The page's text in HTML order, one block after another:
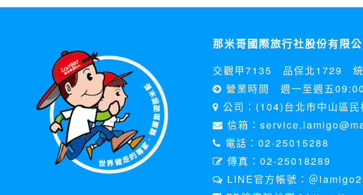
那米哥國際旅行社股份有限
交觀甲7135 品保北1729
營業時間 週一至週五
公司：(104)台北市中山區
信箱：
電話：02-25015288
傳真：02-25018289
LINE官方帳號：＠